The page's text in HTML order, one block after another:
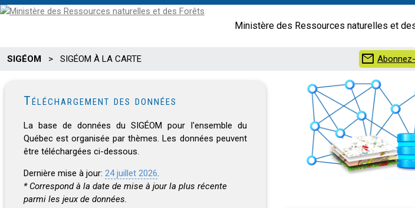
Ministère des Ressources naturelles et
SIGÉOM > SIGÉOM À LA CARTE mail
Téléchargement des données
La base de données du SIGÉOM pour l'ensemble du
Québec est organisée par thèmes. Les données peuvent
être téléchargées ci-dessous.
Dernière mise à jour: 24 juillet 2026.
* Correspond à la date de mise à jour la plus récente
parmi les jeux de données.